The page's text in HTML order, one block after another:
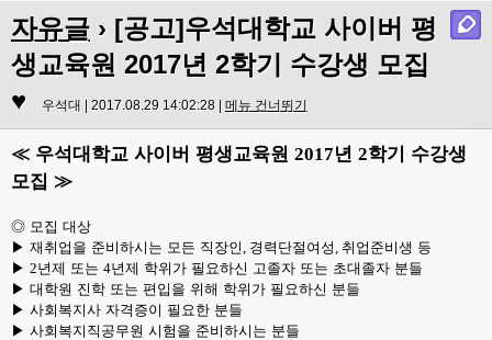
자유글 › [공고]우석대학교 사이버 평
생교육원 2017년 2학기 수강생 모집
♥
우석대 | 2017.08.29 14:02:28 | 메뉴 건너뛰기
≪ 우석대학교 사이버 평생교육원 2017년 2학기 수강생
모집 ≫
◎ 모집 대상
▶ 재취업을 준비하시는 모든 직장인, 경력단절여성, 취업준비생 등
▶ 2년제 또는 4년제 학위가 필요하신 고졸자 또는 초대졸자 분들
▶ 대학원 진학 또는 편입을 위해 학위가 필요하신 분들
▶ 사회복지사 자격증이 필요한 분들
▶ 사회복지직공무원 시험을 준비하시는 분들